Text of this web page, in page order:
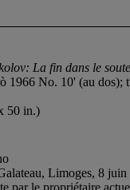
La fin dans le
1966 No. 10' (au
50 in.)
Limoges, 8
par le propriétaire